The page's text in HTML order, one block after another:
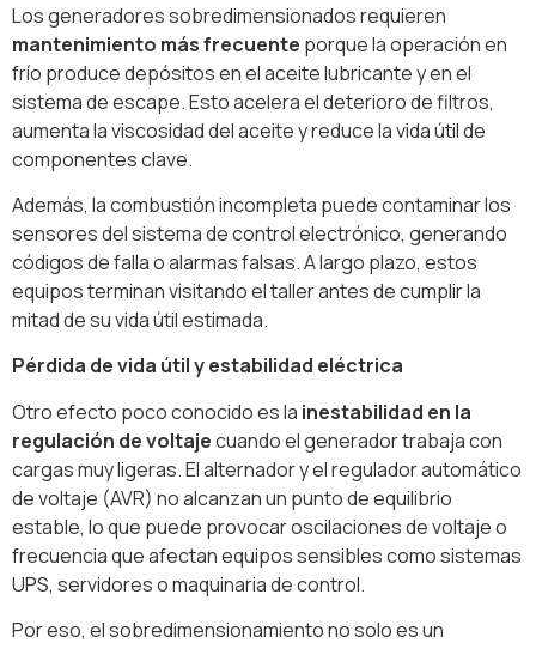
Los generadores sobredimensionados requieren
mantenimiento más frecuente porque la operación en
frío produce depósitos en el aceite lubricante y en el
sistema de escape. Esto acelera el deterioro de filtros,
aumenta la viscosidad del aceite y reduce la vida útil de
componentes clave.
Además, la combustión incompleta puede contaminar los
sensores del sistema de control electrónico, generando
códigos de falla o alarmas falsas. A largo plazo, estos
equipos terminan visitando el taller antes de cumplir la
mitad de su vida útil estimada.
Pérdida de vida útil y estabilidad eléctrica
Otro efecto poco conocido es la inestabilidad en la
regulación de voltajecuando el generador trabaja con
cargas muy ligeras. El alternador y el regulador automático
de voltaje (AVR) no alcanzan un punto de equilibrio
estable, lo que puede provocar oscilaciones de voltaje o
frecuencia que afectan equipos sensibles como sistemas
UPS, servidores o maquinaria de control.
Por eso, el sobredimensionamiento no solo es un